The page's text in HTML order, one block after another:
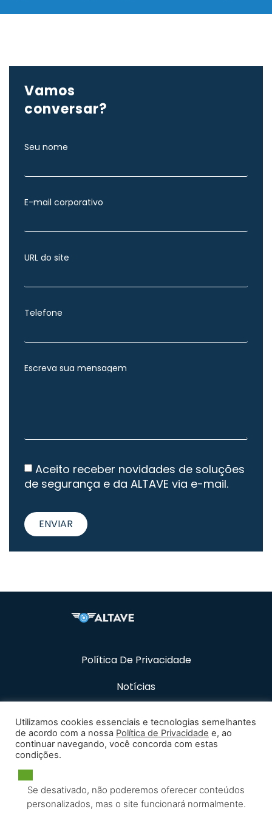
Vamos
conversar?
Seu nome
E-mail corporativo
URL do site
Telefone
Escreva sua mensagem
Aceito receber novidades de soluções
de segurança e da ALTAVE via e-mail.
ENVIAR
Política De Privacidade
Notícias
Carreiras
Utilizamos cookies essenciais e tecnologias semelhantes
de acordo com a nossa Política de Privacidade e, ao
continuar navegando, você concorda com estas
condições.
Se desativado, não poderemos oferecer conteúdos
personalizados, mas o site funcionará normalmente.